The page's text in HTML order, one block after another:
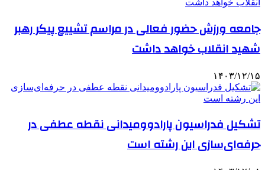
جامعه ورزش حضور فعالی در مراسم تشییع پیکر رهبر
شهید انقلاب خواهد داشت
۱۴۰۳/۱۲/۱۵
تشکیل فدراسیون پارادوومیدانی نقطه عطفی در
حرفه‌ای‌سازی این رشته است